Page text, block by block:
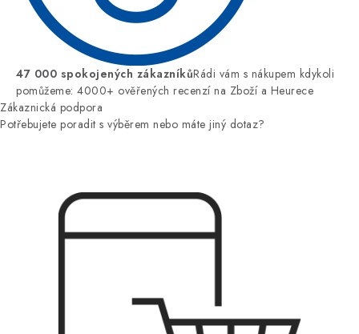
47 000 spokojených zákazníkůRádi vám s nákupem kdykoli
pomůžeme: 4000+ ověřených recenzí na Zboží a Heurece
Zákaznická podpora
Potřebujete poradit s výběrem nebo máte jiný dotaz?